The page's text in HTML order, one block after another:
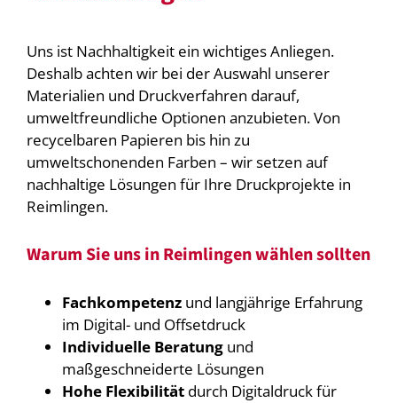
Uns ist Nachhaltigkeit ein wichtiges Anliegen.
Deshalb achten wir bei der Auswahl unserer
Materialien und Druckverfahren darauf,
umweltfreundliche Optionen anzubieten. Von
recycelbaren Papieren bis hin zu
umweltschonenden Farben – wir setzen auf
nachhaltige Lösungen für Ihre Druckprojekte in
Reimlingen.
Warum Sie uns in Reimlingen wählen sollten
Fachkompetenzund langjährige Erfahrung
im Digital- und Offsetdruck
Individuelle Beratungund
maßgeschneiderte Lösungen
Hohe Flexibilitätdurch Digitaldruck für